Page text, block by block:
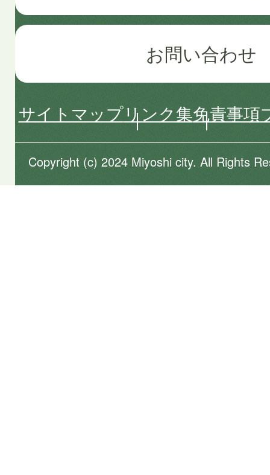
お問い合わせ
サイトマップリンク集免責事項
Copyright (c) 2024 Miyoshi city. All Rights